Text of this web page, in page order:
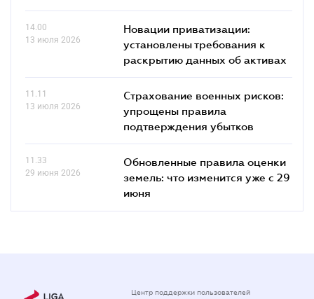
14.00
13 июля 2026
Новации приватизации:
установлены требования к
раскрытию данных об активах
11.11
13 июля 2026
Страхование военных рисков:
упрощены правила
подтверждения убытков
11.33
29 июня 2026
Обновленные правила оценки
земель: что изменится уже с 29
июня
Центр поддержки пользователей